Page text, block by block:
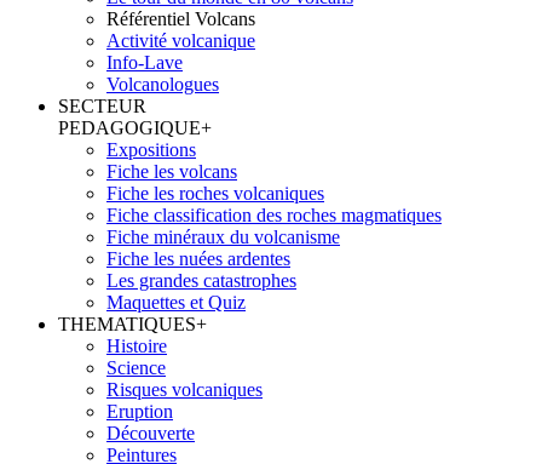
Référentiel Volcans
Activité volcanique
Info-Lave
Volcanologues
SECTEUR
PEDAGOGIQUE+
Expositions
Fiche les volcans
Fiche les roches volcaniques
Fiche classification des roches magmatiques
Fiche minéraux du volcanisme
Fiche les nuées ardentes
Les grandes catastrophes
Maquettes et Quiz
THEMATIQUES+
Histoire
Science
Risques volcaniques
Eruption
Découverte
Peintures